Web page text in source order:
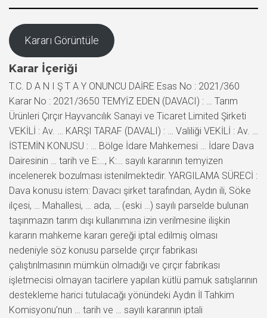
Kararı Görüntüle
Karar İçeriği
T.C. D A N I Ş T A Y ONUNCU DAİRE Esas No : 2021/360
Karar No : 2021/3650 TEMYİZ EDEN (DAVACI) : … Tarım
Ürünleri Çırçır Hayvancılık Sanayi ve Ticaret Limited Şirketi
VEKİLİ : Av. … KARŞI TARAF (DAVALI) : … Valiliği VEKİLİ : Av. …
İSTEMİN KONUSU : … Bölge İdare Mahkemesi … İdare Dava
Dairesinin … tarih ve E:…, K:… sayılı kararının temyizen
incelenerek bozulması istenilmektedir. YARGILAMA SÜRECİ :
Dava konusu istem: Davacı şirket tarafından, Aydın ili, Söke
ilçesi, … Mahallesi, … ada, … (eski …) sayılı parselde bulunan
taşınmazın tarım dışı kullanımına izin verilmesine ilişkin
kararın mahkeme kararı gereği iptal edilmiş olması
nedeniyle söz konusu parselde çırçır fabrikası
çalıştırılmasının mümkün olmadığı ve çırçır fabrikası
işletmecisi olmayan tacirlere yapılan kütlü pamuk satışlarının
destekleme harici tutulacağı yönündeki Aydın İl Tahkim
Komisyonu’nun … tarih ve … sayılı kararının iptali